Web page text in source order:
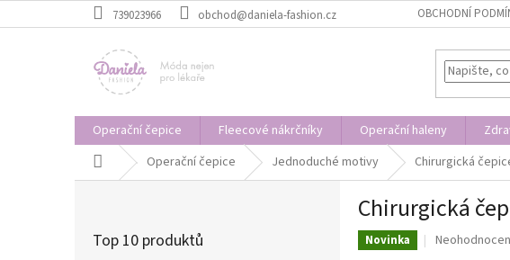
na
739023966 obchod@daniela-fashion.cz OBCHODNÍ
Operační čepice Fleecové nákrčníky Operační haleny
Domů Operační čepice Jednoduché motivy Chirurgická
Top 10 produktů
Chirurgická
Novinka
Průměrné